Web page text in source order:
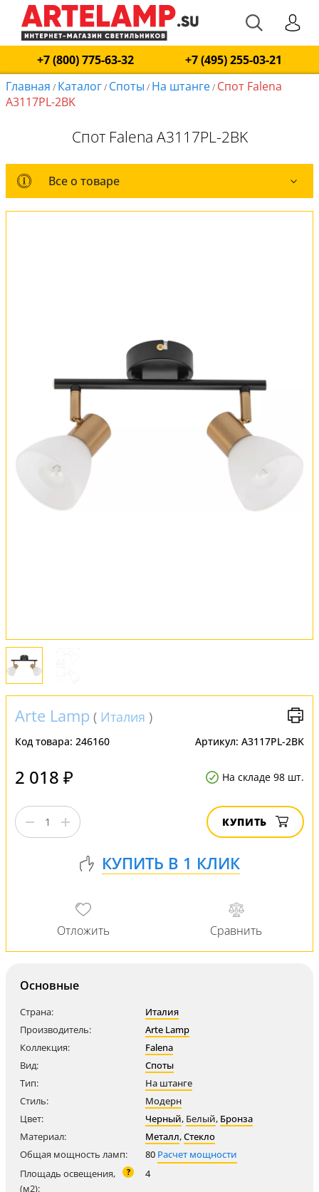
+7 (800) 775-63-32
+7 (495) 255-03-21
Главная / Каталог/ Споты / На штанге/ Спот Falena
A3117PL-2BK
Спот Falena A3117PL-2BK
Все о товаре
Все о товаре
Обмен и возврат
Установка
FAQ
Отзывы
Arte Lamp ( Италия )
Код товара: 246160 Артикул: A3117PL-2BK
2 018 ₽ На складе 98 шт.
КУПИТЬ
Основные
Страна:
Италия
Производитель:
Arte Lamp
Коллекция:
Falena
Вид:
Споты
Тип:
На штанге
Стиль:
Модерн
Цвет:
Черный, Белый, Бронза
Материал:
Металл,Стекло
Общая мощность ламп:
80 Расчет мощности
Площадь освещения,
(м2):
? 4